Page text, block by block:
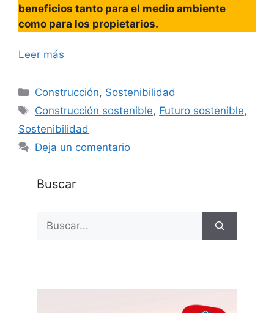
beneficios tanto para el medio ambiente
como para los propietarios.
Leer más
Categorías
Construcción, Sostenibilidad
Etiquetas
Construcción sostenible, Futuro sostenible,
Sostenibilidad
Deja un comentario
Buscar
Buscar: